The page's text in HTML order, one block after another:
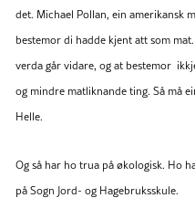
det. Michael Pollan, ein amerikansk
bestemor di hadde kjent att som
verda går vidare, og at bestemor
og mindre matliknande ting. Så må
Helle.
Og så har ho trua på økologisk. Ho
på Sogn Jord- og Hagebruksskule.